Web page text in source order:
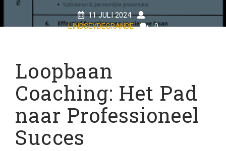
11 JULI 2024
LINDSEYDEGRANDE
0
Loopbaan
Coaching: Het Pad
naar Professioneel
Succes